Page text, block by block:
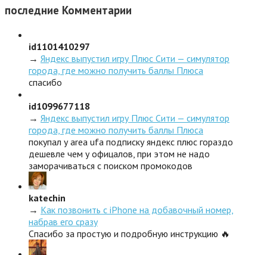
последние Комментарии
id1101410297
→ Яндекс выпустил игру Плюс Сити — симулятор
города, где можно получить баллы Плюса
спасибо
id1099677118
→ Яндекс выпустил игру Плюс Сити — симулятор
города, где можно получить баллы Плюса
покупал у area ufa подписку яндекс плюс гораздо
дешевле чем у офицалов, при этом не надо
заморачиваться с поиском промокодов
katechin
→ Как позвонить с iPhone на добавочный номер,
набрав его сразу
Спасибо за простую и подробную инструкцию 🔥